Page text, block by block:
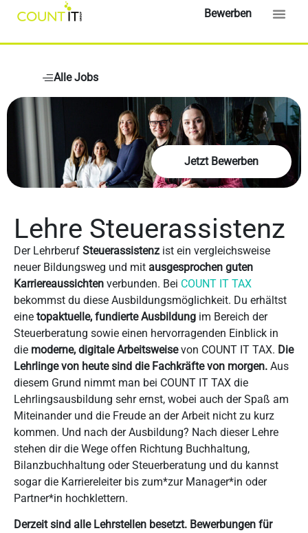
Bewerben
Jetzt Bewerben
Alle Jobs
Lehre Steuerassistenz
Der Lehrberuf Steuerassistenz ist ein vergleichsweise
neuer Bildungsweg und mit ausgesprochen guten
Karriereaussichten verbunden. Bei COUNT IT TAX
bekommst du diese Ausbildungsmöglichkeit. Du erhältst
eine topaktuelle, fundierte Ausbildung im Bereich der
Steuerberatung sowie einen hervorragenden Einblick in
die moderne, digitale Arbeitsweisevon COUNT IT TAX. Die
Lehrlinge von heute sind die Fachkräfte von morgen. Aus
diesem Grund nimmt man bei COUNT IT TAX die
Lehrlingsausbildung sehr ernst, wobei auch der Spaß am
Miteinander und die Freude an der Arbeit nicht zu kurz
kommen. Und nach der Ausbildung? Nach dieser Lehre
stehen dir die Wege offen Richtung Buchhaltung,
Bilanzbuchhaltung oder Steuerberatung und du kannst
sogar die Karriereleiter bis zum*zur Manager*in oder
Partner*in hochklettern.
Derzeit sind alle Lehrstellen besetzt. Bewerbungen für